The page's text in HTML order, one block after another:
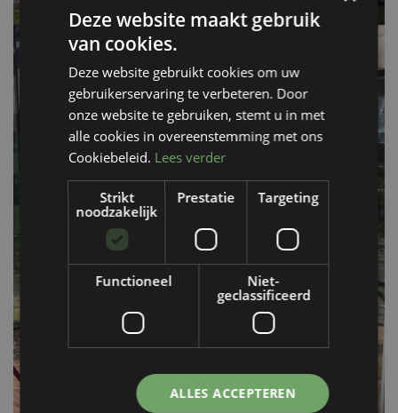
Deze website maakt gebruik
van cookies.
Deze website gebruikt cookies om uw
gebruikerservaring te verbeteren. Door
onze website te gebruiken, stemt u in met
alle cookies in overeenstemming met ons
Cookiebeleid. Lees verder
Strikt
noodzakelijk
Prestatie Targeting
Functioneel
Niet-
geclassificeerd
ALLES ACCEPTEREN